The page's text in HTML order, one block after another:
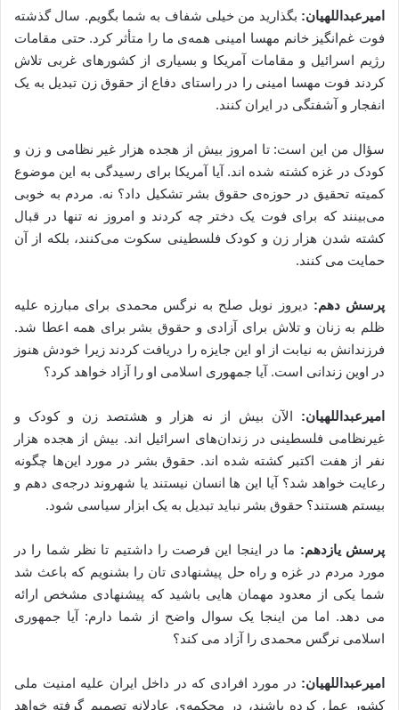
امیرعبداللهیان: بگذارید من خیلی شفاف به شما بگویم. سال گذشته
فوت غم‌انگیز خانم مهسا امینی همه‌ی ما را متأثر کرد. حتی مقامات
رژیم اسرائیل و مقامات آمریکا و بسیاری از کشورهای غربی تلاش
کردند فوت مهسا امینی را در راستای دفاع از حقوق زن تبدیل به یک
انفجار و آشفتگی در ایران کنند.
سؤال من این است: تا امروز بیش از هجده هزار غیر نظامی و زن و
کودک در غزه کشته شده اند. آیا آمریکا برای رسیدگی به این موضوع
کمیته تحقیق در حوزه‌ی حقوق بشر تشکیل داد؟ نه. مردم به خوبی
می‌بینند که برای فوت یک دختر چه کردند و امروز نه تنها در قبال
کشته شدن هزار زن و کودک فلسطینی سکوت می‌کنند، بلکه از آن
حمایت می کنند.
پرسش دهم: دیروز نوبل صلح به نرگس محمدی برای مبارزه علیه
ظلم به زنان و تلاش برای آزادی و حقوق بشر برای همه اعطا شد.
فرزندانش به نیابت از او این جایزه را دریافت کردند زیرا خودش هنوز
در اوین زندانی است. آیا جمهوری اسلامی او را آزاد خواهد کرد؟
امیرعبداللهیان: الآن بیش از نه هزار و هشتصد زن و کودک و
غیرنظامی فلسطینی در زندان‌های اسرائیل اند. بیش از هجده هزار
نفر از هفت اکتبر کشته شده اند. حقوق بشر در مورد این‌ها چگونه
رعایت خواهد شد؟ آیا این ها انسان نیستند یا شهروند درجه‌ی دهم و
بیستم هستند؟ حقوق بشر نباید تبدیل به یک ابزار سیاسی شود.
پرسش یازدهم: ما در اینجا این فرصت را داشتیم تا نظر شما را در
مورد مردم در غزه و راه حل پیشنهادی تان را بشنویم که باعث شد
شما یکی از معدود مهمان هایی باشید که پیشنهادی مشخص ارائه
می دهد. اما من اینجا یک سوال واضح از شما دارم: آیا جمهوری
اسلامی نرگس محمدی را آزاد می کند؟
امیرعبداللهیان: در مورد افرادی که در داخل ایران علیه امنیت ملی
کشور عمل کرده باشند، در محکمه‌ی عادلانه تصمیم گرفته خواهد